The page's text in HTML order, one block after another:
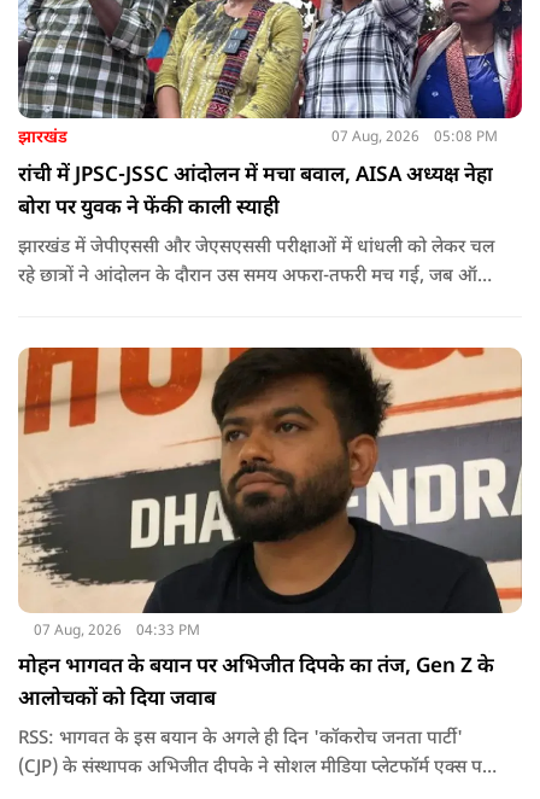
झारखंड 07 Aug, 2026 05:08 PM
रांची में JPSC-JSSC आंदोलन में मचा बवाल, AISA अध्यक्ष नेहा
बोरा पर युवक ने फेंकी काली स्याही
झारखंड में जेपीएससी और जेएसएससी परीक्षाओं में धांधली को लेकर चल
रहे छात्रों ने आंदोलन के दौरान उस समय अफरा-तफरी मच गई, जब ऑल
07 Aug, 2026 04:33 PM
मोहन भागवत के बयान पर अभिजीत दिपके का तंज, Gen Z के
आलोचकों को दिया जवाब
RSS: भागवत के इस बयान के अगले ही दिन 'कॉकरोच जनता पार्टी'
(CJP) के संस्थापक अभिजीत दीपके ने सोशल मीडिया प्लेटफॉर्म एक्स पर